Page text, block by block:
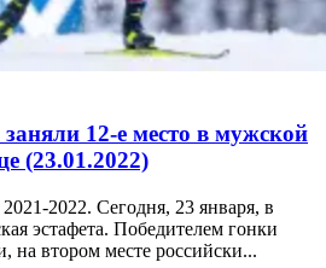
12-е место в мужской
(23.01.2022)
2022. Сегодня, 23 января, в
эстафета. Победителем гонки
на втором месте российски...